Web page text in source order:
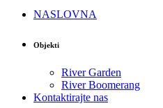
NASLOVNA
Objekti
River Garden
River Boomerang
Kontaktirajte nas